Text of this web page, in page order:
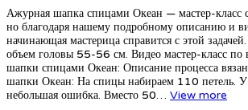
Ажурная шапка спицами Океан — мастер-класс
но благодаря нашему подробному описанию и
начинающая мастерица справится с этой
объем головы 55-56 см. Видео мастер-класс по
шапки спицами Океан: Описание процесса
шапки Океан: На спицы набираем 110 петель. У
небольшая ошибка. Вместо 50… View more